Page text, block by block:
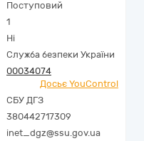
Поступовий
1
Ні
Служба безпеки України
00034074
Досьє YouControl
СБУ ДГЗ
380442717309
inet_dgz@ssu.gov.ua